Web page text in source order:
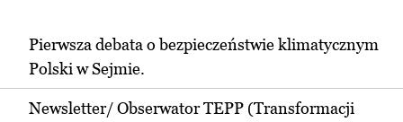
Pierwsza debata o bezpieczeństwie klimatycznym
Polski w Sejmie.
Newsletter/ Obserwator TEPP (Transformacji